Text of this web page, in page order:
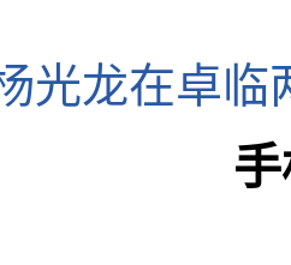
光龙在卓临